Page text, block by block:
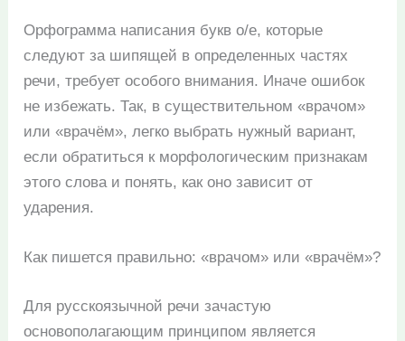
Орфограмма написания букв о/е, которые
следуют за шипящей в определенных частях
речи, требует особого внимания. Иначе ошибок
не избежать. Так, в существительном «врачом»
или «врачём», легко выбрать нужный вариант,
если обратиться к морфологическим признакам
этого слова и понять, как оно зависит от
ударения.
Как пишется правильно: «врачом» или «врачём»?
Для русскоязычной речи зачастую
основополагающим принципом является